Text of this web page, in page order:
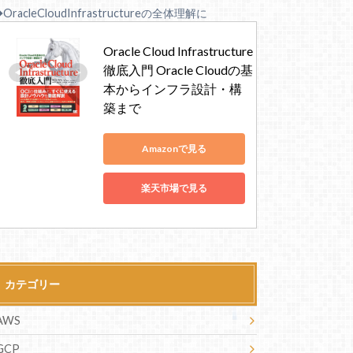
の全体理解に
Oracle Cloud Infrastructure
徹底入門 Oracle Cloudの基
本からインフラ設計・構
築まで
Amazonで見る
楽天市場で見る
カテゴリー